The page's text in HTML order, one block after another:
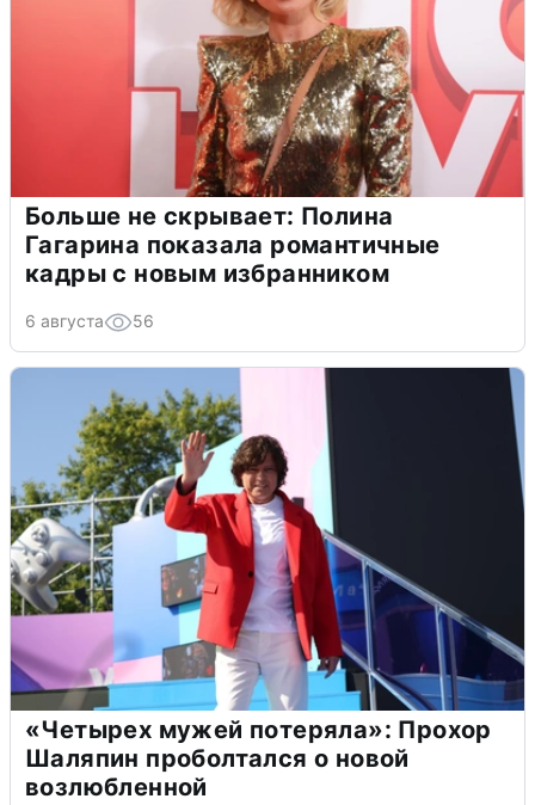
Больше не скрывает: Полина
Гагарина показала романтичные
кадры с новым избранником
6 августа 56
«Четырех мужей потеряла»: Прохор
Шаляпин проболтался о новой
возлюбленной